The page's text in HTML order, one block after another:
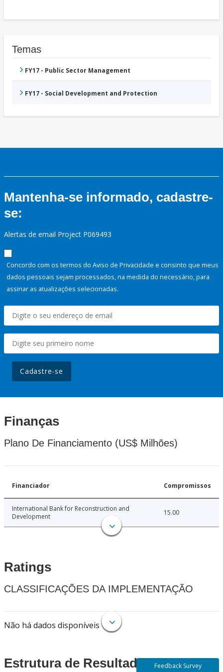
Temas
FY17 - Public Sector Management
FY17 - Social Development and Protection
Mantenha-se informado, cadastre-
se:
Alertas de email Project P069493
Concordo com os termos do Aviso de Privacidade e consinto que meus
dados pessoais sejam processados, na medida do necessário, para
assinar as atualizações selecionadas.
Cadastre-se
Finanças
Plano De Financiamento (US$ Milhões)
Financiador Compromissos
International Bank for Reconstruction and
Development
15.00
Ratings
CLASSIFICAÇÕES DA IMPLEMENTAÇÃO
Não há dados disponíveis
Estrutura de Resultados Feedback Survey